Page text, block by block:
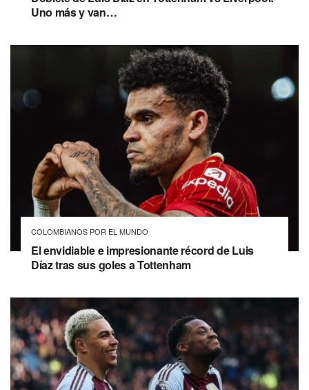
Uno más y van…
COLOMBIANOS POR EL MUNDO
El envidiable e impresionante récord de Luis
Díaz tras sus goles a Tottenham